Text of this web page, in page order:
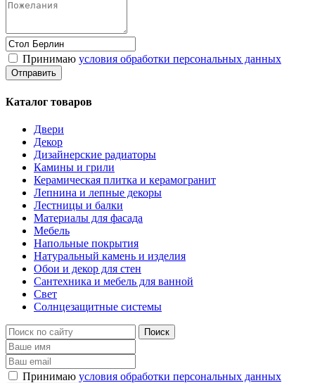
Принимаю условия обработки персональных данных
Каталог товаров
Двери
Декор
Дизайнерские радиаторы
Камины и грили
Керамическая плитка и керамогранит
Лепнина и лепные декоры
Лестницы и балки
Материалы для фасада
Мебель
Напольные покрытия
Натуральный камень и изделия
Обои и декор для стен
Сантехника и мебель для ванной
Свет
Солнцезащитные системы
Принимаю условия обработки персональных данных